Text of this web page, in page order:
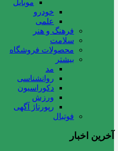
موبایل
خودرو
علمی
فرهنگ و هنر
سلامت
محصولات فروشگاه
بیشتر
مد
روانشناسی
دکوراسیون
ورزش
رپورتاژ آگهی
فوتبال
آخرین اخبار